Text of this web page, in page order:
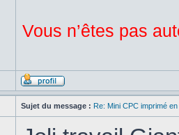
Vous n’êtes pas
Sujet du message : Re: Mini CPC imprimé